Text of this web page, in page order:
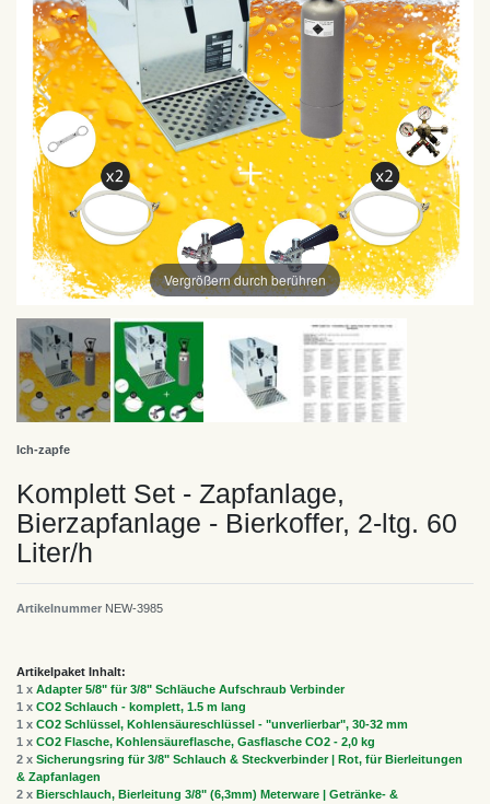
Vergrößern durch berühren
Ich-zapfe
Komplett Set - Zapfanlage,
Bierzapfanlage - Bierkoffer, 2-ltg. 60
Liter/h
Artikelnummer NEW-3985
Artikelpaket Inhalt:
1 x Adapter 5/8" für 3/8" Schläuche Aufschraub Verbinder
1 x CO2 Schlauch - komplett, 1.5 m lang
1 x CO2 Schlüssel, Kohlensäureschlüssel - "unverlierbar", 30-32 mm
1 x CO2 Flasche, Kohlensäureflasche, Gasflasche CO2 - 2,0 kg
2 x Sicherungsring für 3/8" Schlauch & Steckverbinder | Rot, für Bierleitungen
& Zapfanlagen
2 x Bierschlauch, Bierleitung 3/8" (6,3mm) Meterware | Getränke- &